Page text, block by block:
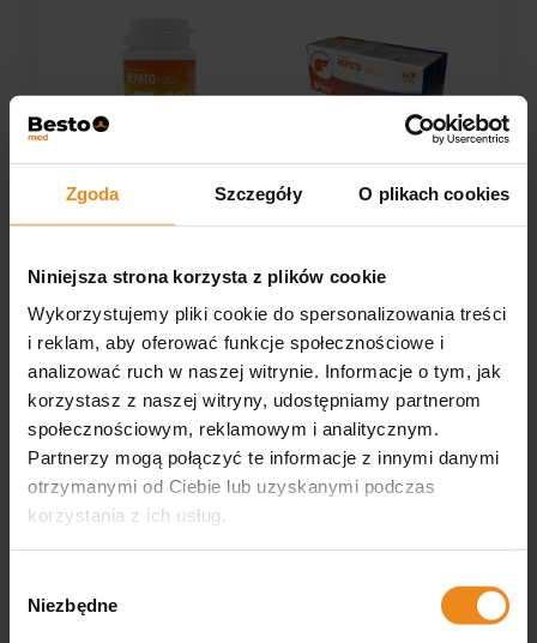
Zgoda Szczegóły O plikach cookies
Niniejsza strona korzysta z plików cookie
Wykorzystujemy pliki cookie do spersonalizowania treści
i reklam, aby oferować funkcje społecznościowe i
analizować ruch w naszej witrynie. Informacje o tym, jak
korzystasz z naszej witryny, udostępniamy partnerom
społecznościowym, reklamowym i analitycznym.
Partnerzy mogą połączyć te informacje z innymi danymi
otrzymanymi od Ciebie lub uzyskanymi podczas
korzystania z ich usług.
zgody
Niezbędne
Hepatoforce 30 kapsułek
Vetfood
84,00 zł
zawiera 8% VAT, bez kosztów
dostawy
DO KOSZYKA
Hepatoforce Plus 120
kapsułek Vetfood
205,00 zł
zawiera 8% VAT, bez kosztów
dostawy
DO KOSZYKA